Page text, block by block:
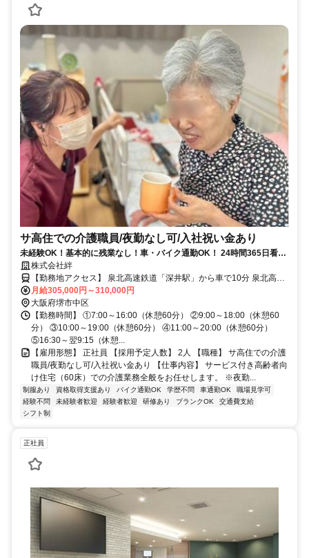
サ高住での介護職員/夜勤なし可/入社祝い金あり
未経験OK！基本的に残業なし！車・バイク通勤OK！ 24時間365日看護
師常駐なので安心して介護に専念できます！
株式会社絆
【勤務地アクセス】 泉北高速鉄道「深井駅」から車で10分 泉北高速
鉄道「なかもず駅」から車で20分 泉北高速鉄道「光明池駅」から車
で15分 南海高野線「大阪狭山市駅」から車で20分 近鉄南大阪線「古
市駅」から車で30分 近鉄南大阪線「河内松原駅」から車で25分 「生
活協同組合コープ自然派おおさか 堺センター」徒歩1分 ◯車・マイカ
ー通勤OK！（無料駐車場あり） ◯バイク・自転車通勤OK（無料駐輪
場あり）
月給305,000円～310,000円
大阪府堺市中区
【勤務時間】 ①7:00～16:00（休憩60分） ②9:00～18:00（休憩60
分） ③10:00～19:00（休憩60分） ④11:00～20:00（休憩60分）
⑤16:30～翌9:15（休憩...
【雇用形態】 正社員 【採用予定人数】 2人 【職種】 サ高住での介護
職員/夜勤なし可/入社祝い金あり 【仕事内容】 サービス付き高齢者向
け住宅（60床）での介護業務全般をお任せします。 ※夜勤...
制服あり 資格取得支援あり バイク通勤OK 学歴不問 車通勤OK
職場見学可
経験不問
未経験者歓迎 経験者歓迎 研修あり ブランクOK
交通費支給
シフト制
正社員